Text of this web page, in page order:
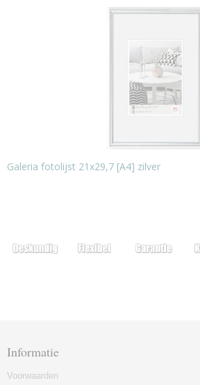
Galeria fotolijst 21x29,7 [A4] zilver
Informatie
Voorwaarden